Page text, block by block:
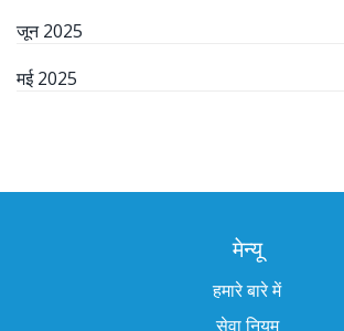
जून 2025
मई 2025
मेन्यू
हमारे बारे में
सेवा नियम